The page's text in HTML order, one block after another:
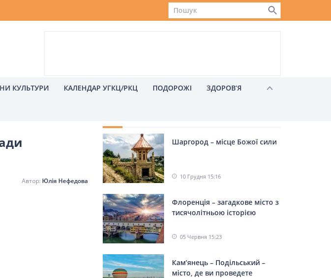
КУЛЬТУРИ КАЛЕНДАР УГКЦ/РКЦ ПОДОРОЖІ ЗДОРОВ’Я
Львів
Юлія Нефедова
Шаргород – місце Божої сили
10 Грудня 15:16
Флоренція – загадкове місто з
тисячолітньою історією
05 Червня 15:23
Кам’янець – Подільський –
місто, де ви проведете